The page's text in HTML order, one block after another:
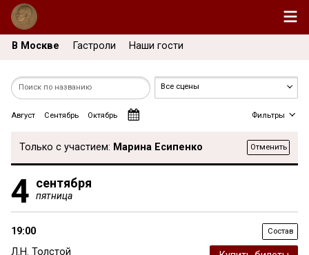
В Москве Гастроли Наши гости
Август Сентябрь Октябрь Фильтры
Только с участием: Марина Есипенко Отменить
4 сентября
пятница
19:00 Состав
Л.Н. Толстой